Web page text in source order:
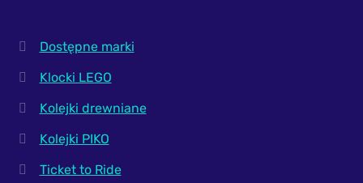
Dostępne marki
Klocki LEGO
Kolejki drewniane
Kolejki PIKO
Ticket to Ride